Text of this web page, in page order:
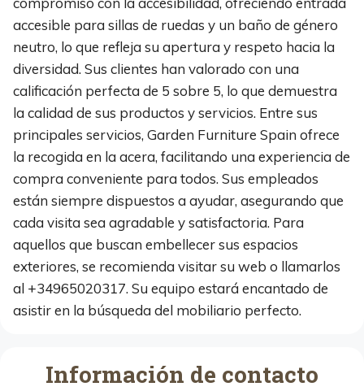
accesible para sillas de ruedas y un baño de género
neutro, lo que refleja su apertura y respeto hacia la
diversidad. Sus clientes han valorado con una
calificación perfecta de 5 sobre 5, lo que demuestra
la calidad de sus productos y servicios. Entre sus
principales servicios, Garden Furniture Spain ofrece
la recogida en la acera, facilitando una experiencia de
compra conveniente para todos. Sus empleados
están siempre dispuestos a ayudar, asegurando que
cada visita sea agradable y satisfactoria. Para
aquellos que buscan embellecer sus espacios
exteriores, se recomienda visitar su web o llamarlos
al +34965020317. Su equipo estará encantado de
asistir en la búsqueda del mobiliario perfecto.
Información de contacto